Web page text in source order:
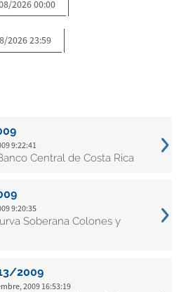
9:22:41
Central de Costa Rica
9:20:35
Soberana Colones y
2009
2009 16:53:19